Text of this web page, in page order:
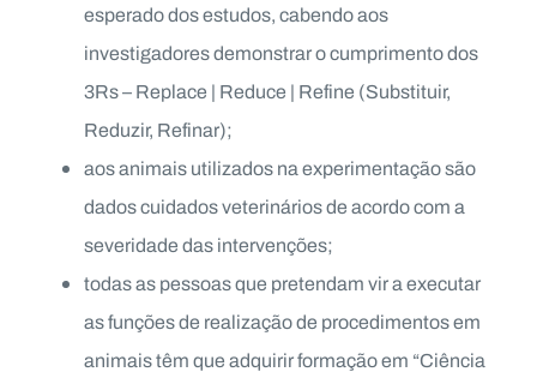
esperado dos estudos, cabendo aos
investigadores demonstrar o cumprimento dos
3Rs – Replace | Reduce | Refine (Substituir,
Reduzir, Refinar);
aos animais utilizados na experimentação são
dados cuidados veterinários de acordo com a
severidade das intervenções;
todas as pessoas que pretendam vir a executar
as funções de realização de procedimentos em
animais têm que adquirir formação em “Ciência